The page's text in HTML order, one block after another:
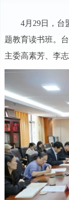
4月29日，台盟
题教育读书班。
主委高素芳、李